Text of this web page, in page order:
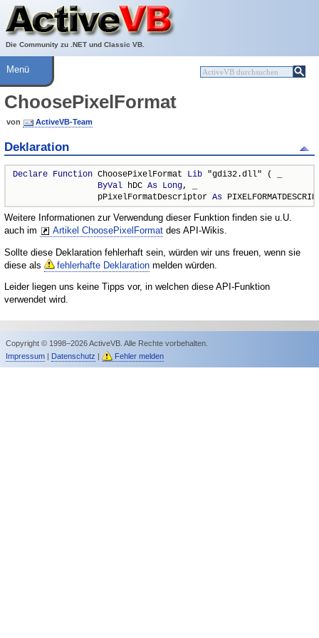
Die Community zu .NET und Classic VB.
Über ActiveVB
Hilfe
Menü
ChoosePixelFormat
von ActiveVB-Team
Deklaration
Declare Function ChoosePixelFormat Lib "gdi32.dll" ( _
ByVal hDC As Long, _
                 pPixelFormatDescriptor
As
Weitere Informationen zur Verwendung dieser Funktion finden sie u.U.
auch im
Artikel ChoosePixelFormat des API-Wikis.
Sollte diese Deklaration fehlerhaft sein, würden wir uns freuen, wenn sie
diese als
fehlerhafte Deklaration melden würden.
Leider liegen uns keine Tipps vor, in welchen diese API-Funktion
verwendet wird.
Copyright © 1998–2026 ActiveVB. Alle Rechte vorbehalten.
Impressum| Datenschutz | Fehler melden